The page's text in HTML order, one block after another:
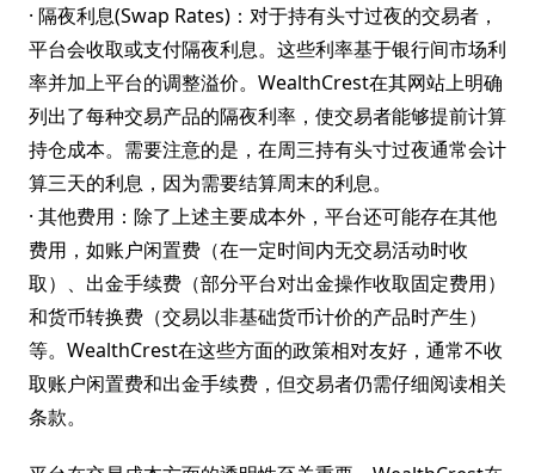
· 隔夜利息(Swap Rates)：对于持有头寸过夜的交易者，
平台会收取或支付隔夜利息。这些利率基于银行间市场利
率并加上平台的调整溢价。WealthCrest在其网站上明确
列出了每种交易产品的隔夜利率，使交易者能够提前计算
持仓成本。需要注意的是，在周三持有头寸过夜通常会计
算三天的利息，因为需要结算周末的利息。
· 其他费用：除了上述主要成本外，平台还可能存在其他
费用，如账户闲置费（在一定时间内无交易活动时收
取）、出金手续费（部分平台对出金操作收取固定费用）
和货币转换费（交易以非基础货币计价的产品时产生）
等。WealthCrest在这些方面的政策相对友好，通常不收
取账户闲置费和出金手续费，但交易者仍需仔细阅读相关
条款。